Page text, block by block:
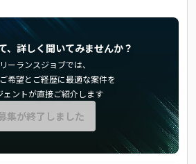
、詳しく聞いてみませんか？
ーランスジョブでは、
希望とご経歴に最適な案件を
ェントが直接ご紹介します
集が終了しました